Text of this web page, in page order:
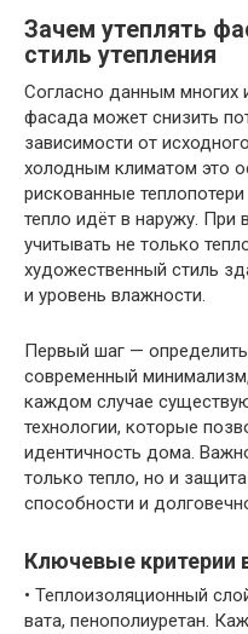
Зачем утеплять
стиль утепления
Согласно данным многих
фасада может снизить
зависимости от
холодным климатом это
рискованные
тепло идёт в наружу. При
учитывать не только
художественный стиль
и уровень влажности.
Первый шаг — определить
современный
каждом случае
технологии, которые
идентичность дома.
только тепло, но и
способности и
Ключевые критерии
• Теплоизоляционный
вата, пенополиуретан.